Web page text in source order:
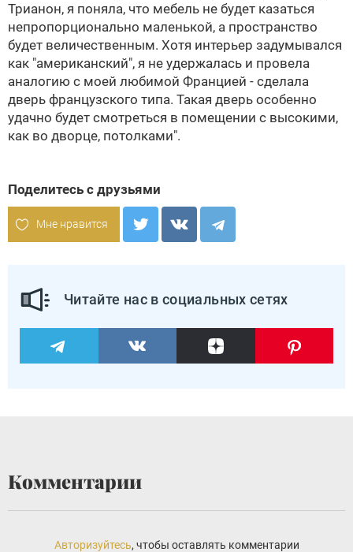
Трианон, я поняла, что мебель не будет казаться
непропорционально маленькой, а пространство
будет величественным. Хотя интерьер задумывался
как "американский", я не удержалась и провела
аналогию с моей любимой Францией - сделала
дверь французского типа. Такая дверь особенно
удачно будет смотреться в помещении с высокими,
как во дворце, потолками".
Поделитесь с друзьями
Мне нравится
Читайте нас в социальных сетях
Комментарии
Авторизуйтесь, чтобы оставлять комментарии